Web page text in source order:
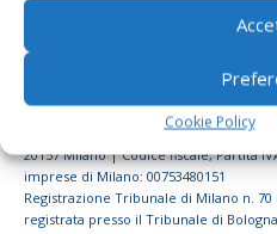
Cookie Policy
© Tecniche Nuove Spa. Tutti i diritti
20157 Milano | Codice fiscale, Partita
imprese di Milano: 00753480151
Registrazione Tribunale di Milano n.
registrata presso il Tribunale di